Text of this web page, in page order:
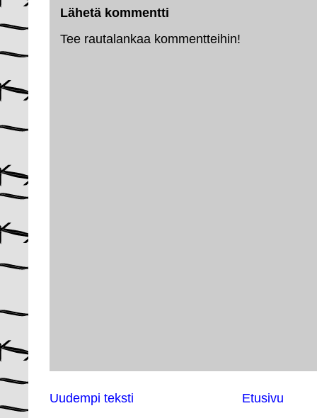
Lähetä kommentti
Tee rautalankaa kommentteihin!
Uudempi teksti Etusivu